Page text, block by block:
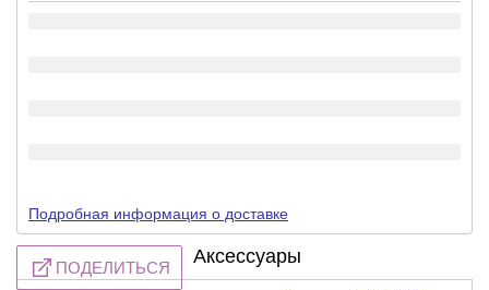
Подробная информация о доставке
ПОДЕЛИТЬСЯ
Аксессуары